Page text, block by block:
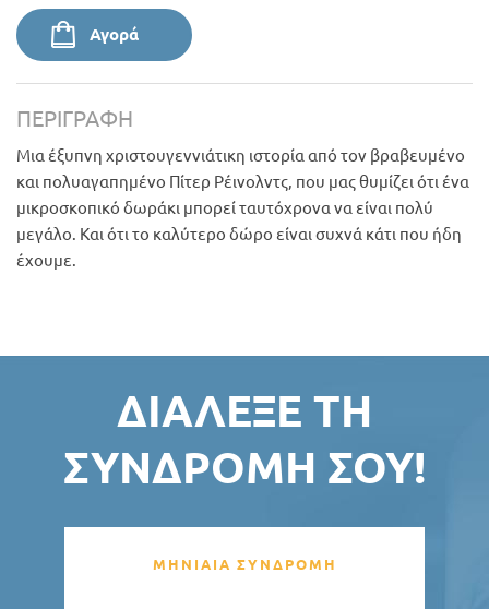
Αγορά
ΠΕΡΙΓΡΑΦΉ
Μια έξυπνη χριστουγεννιάτικη ιστορία από τον βραβευμένο
και πολυαγαπημένο Πίτερ Ρέινολντς, που μας θυμίζει ότι ένα
μικροσκοπικό δωράκι μπορεί ταυτόχρονα να είναι πολύ
μεγάλο. Και ότι το καλύτερο δώρο είναι συχνά κάτι που ήδη
έχουμε.
ΔΙΆΛΕΞΕ ΤΗ
ΣΥΝΔΡΟΜΉ ΣΟΥ!
ΜΗΝΙΑΙΑ ΣΥΝΔΡΟΜΗ